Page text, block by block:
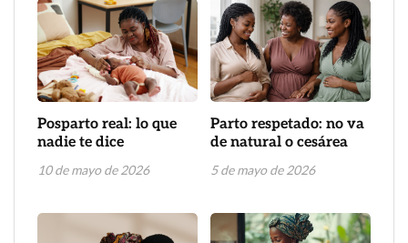
Posparto real: lo que
nadie te dice
10 de mayo de 2026
Parto respetado: no va
de natural o cesárea
5 de mayo de 2026